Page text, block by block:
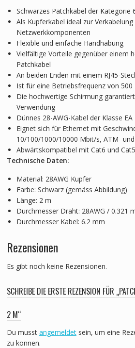
Schwarzes Patchkabel der Kategorie
Als Kupferkabel ideal zur
Netzwerkkomponenten
Flexible und einfache Handhabung
Vielfältige Vorteile gegenüber einem
Patchkabel
An beiden Enden mit einem RJ45-
Ist für eine Betriebsfrequenz von 500
Die hochwertige Schirmung
Verwendung
Dünnes 28-AWG-Kabel der Klasse EA
Eignet sich für Ethernet mit
10/100/1000/10000 Mbit/s, ATM-
Abwärtskompatibel mit Cat6 und
Technische Daten:
Material: 28AWG Kupfer
Farbe: Schwarz (gemäss Abbildung)
Länge: 2 m
Durchmesser Draht: 28AWG / 0.321
Durchmesser Kabel: 6.2 mm
Rezensionen
Es gibt noch keine Rezensionen.
SCHREIBE DIE ERSTE REZENSION FÜR
2 M“
Du musst angemeldetsein, um eine
zu können.